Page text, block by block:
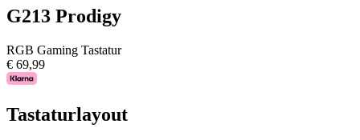
G213 Prodigy
RGB Gaming Tastatur
€ 69,99
Tastaturlayout